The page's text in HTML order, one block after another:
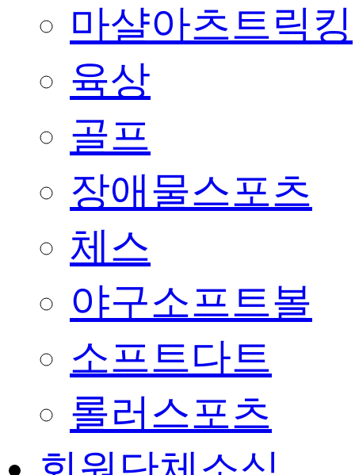
마샬아츠트릭킹
육상
골프
장애물스포츠
체스
야구소프트볼
소프트다트
롤러스포츠